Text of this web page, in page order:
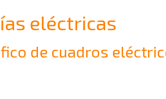
eléctricas
de cuadros